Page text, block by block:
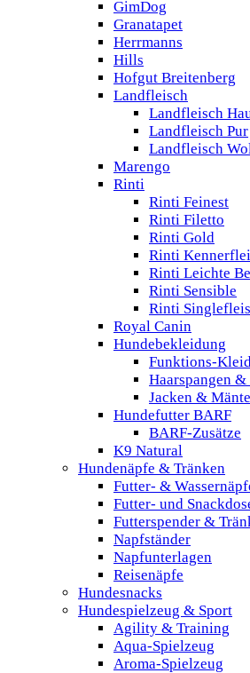
GimDog
Granatapet
Herrmanns
Hills
Hofgut Breitenberg
Landfleisch
Landfleisch
Landfleisch Pur
Landfleisch
Marengo
Rinti
Rinti Feinest
Rinti Filetto
Rinti Gold
Rinti
Rinti Leichte
Rinti Sensible
Rinti
Royal Canin
Hundebekleidung
Funktions-
Haarspangen &
Jacken &
Hundefutter BARF
BARF-Zusätze
K9 Natural
Hundenäpfe & Tränken
Futter- &
Futter- und
Futterspender &
Napfständer
Napfunterlagen
Reisenäpfe
Hundesnacks
Hundespielzeug & Sport
Agility & Training
Aqua-Spielzeug
Aroma-Spielzeug